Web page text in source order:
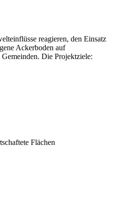
reagieren, den Einsatz
Ackerboden auf
Die Projektziele:
Flächen